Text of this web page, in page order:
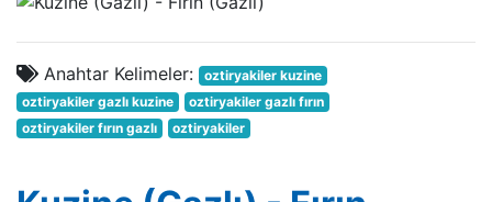
Anahtar Kelimeler:
oztiryakiler kuzine
oztiryakiler gazlı kuzine
oztiryakiler gazlı fırın
oztiryakiler fırın gazlı
oztiryakiler